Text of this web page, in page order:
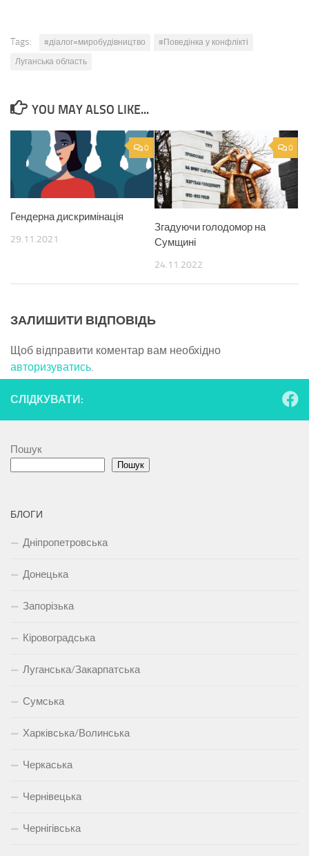
Tags: #діалог=миробудівництво
#Поведінка у конфлікті
Луганська область
YOU MAY ALSO LIKE...
0
Гендерна дискримінація
29.11.2021
0
Згадуючи голодомор на
Сумщині
24.11.2022
ЗАЛИШИТИ ВІДПОВІДЬ
Щоб відправити коментар вам необхідно
авторизуватись.
СЛІДКУВАТИ:
Пошук
Пошук
БЛОГИ
Дніпропетровська
Донецька
Запорізька
Кіровоградська
Луганська/Закарпатська
Сумська
Харківська/Волинська
Черкаська
Чернівецька
Чернігівська